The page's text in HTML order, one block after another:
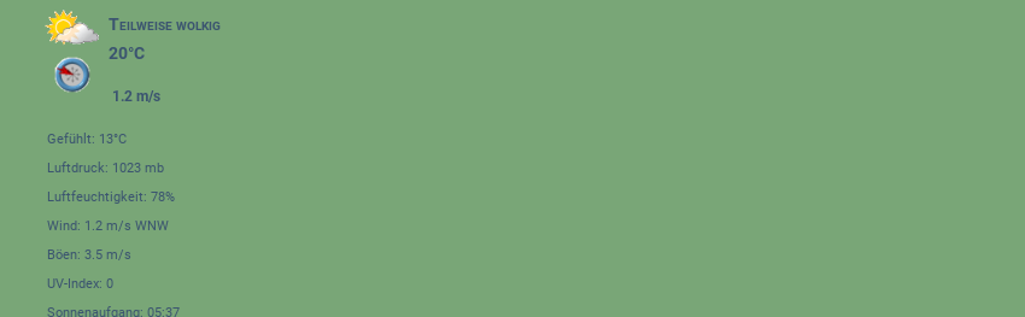
Teilweise wolkig
20°C
1.2 m/s
Gefühlt: 13°C
Luftdruck: 1023 mb
Luftfeuchtigkeit: 78%
Wind: 1.2 m/s WNW
Böen: 3.5 m/s
UV-Index: 0
Sonnenaufgang: 05:37